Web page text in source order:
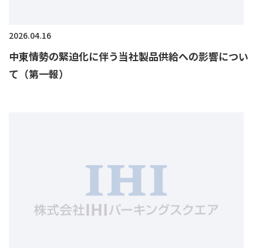
2026.04.16
中東情勢の緊迫化に伴う当社製品供給への影響につい
て（第一報）